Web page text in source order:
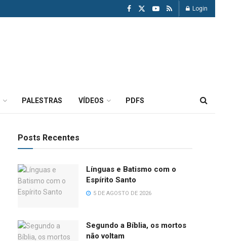
Login
PALESTRAS VÍDEOS PDFS
Posts Recentes
Línguas e Batismo com o
Espírito Santo
5 DE AGOSTO DE 2026
Segundo a Bíblia, os mortos
não voltam